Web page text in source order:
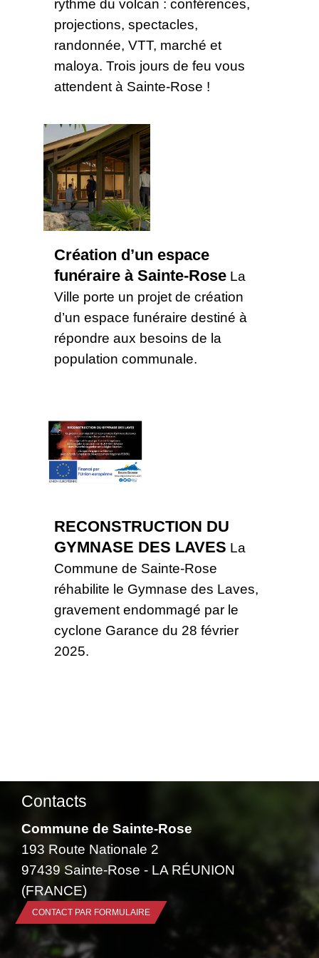
rythme du volcan : conférences,
projections, spectacles,
randonnée, VTT, marché et
maloya. Trois jours de feu vous
attendent à Sainte-Rose !
Création d’un espace
funéraire à Sainte-Rose La
Ville porte un projet de création
d’un espace funéraire destiné à
répondre aux besoins de la
population communale.
RECONSTRUCTION DU
GYMNASE DES LAVES La
Commune de Sainte‑Rose
réhabilite le Gymnase des Laves,
gravement endommagé par le
cyclone Garance du 28 février
2025.
Contacts
Commune de Sainte-Rose
193 Route Nationale 2
97439 Sainte-Rose - LA RÉUNION
(FRANCE)
CONTACT PAR FORMULAIRE